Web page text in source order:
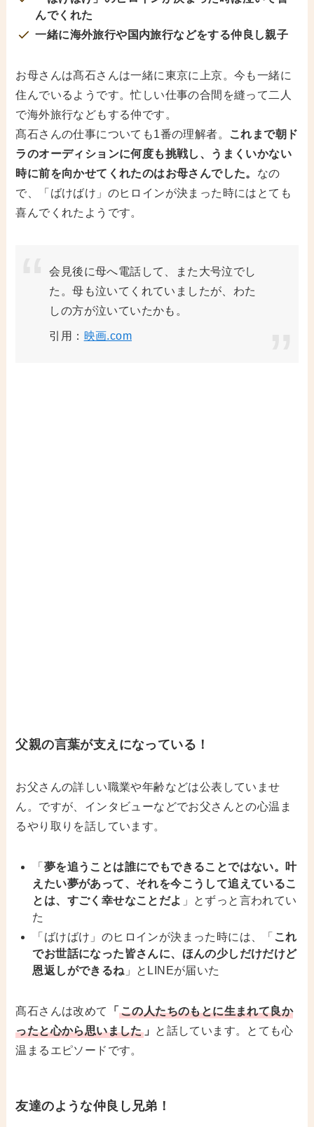
んでくれた
一緒に海外旅行や国内旅行などをする仲良し親子
お母さんは髙石さんは一緒に東京に上京。今も一緒に
住んでいるようです。忙しい仕事の合間を縫って二人
で海外旅行などもする仲です。
髙石さんの仕事についても1番の理解者。
これまで朝ド
ラのオーディションに何度も挑戦し、うまくいかない
時に前を向かせてくれたのはお母さんでした。 なの
で、「ばけばけ」のヒロインが決まった時にはとても
喜んでくれたようです。
会見後に母へ電話して、また大号泣でし
た。母も泣いてくれていましたが、わた
しの方が泣いていたかも。
引用： 映画.com
父親の言葉が支えになっている！
お父さんの詳しい職業や年齢などは公表していませ
ん。ですが、インタビューなどでお父さんとの心温ま
るやり取りを話しています。
「 夢を追うことは誰にでもできることではない。叶
えたい夢があって、それを今こうして追えているこ
とは、すごく幸せなことだよ 」とずっと言われてい
た
「ばけばけ」のヒロインが決まった時には、「 これ
でお世話になった皆さんに、ほんの少しだけだけど
恩返しができるね 」とLINEが届いた
髙石さんは改めて 「この人たちのもとに生まれて良か
ったと心から思いました」
と話しています。とても心
温まるエピソードです。
友達のような仲良し兄弟！